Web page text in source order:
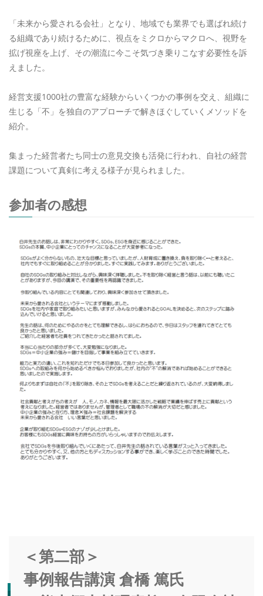
「未来から愛される会社」となり、地域でも業界でも選ばれ続け
る組織であり続けるために、視点をミクロからマクロへ、視野を
拡げ視座を上げ、その潮流に今こそ気づき乗りこなす必要性を訴
えました。
経営支援1000社の豊富な経験からいくつかの事例を交え、組織に
生じる「不」を独自のアプローチで解きほぐしていくメソッドを
紹介。
集まった経営者たち同士の意見交換も活発に行われ、自社の経営
課題について真剣に考える様子が見られました。
参加者の感想
＜第二部＞
事例報告講演 倉橋 篤氏